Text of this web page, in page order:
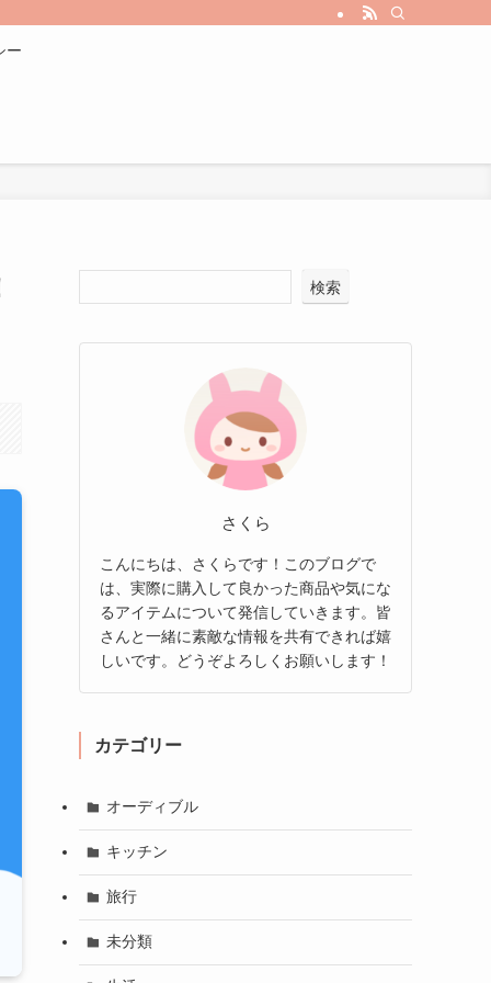
ー
検索
さくら
こんにちは、さくらです！このブログで
は、実際に購入して良かった商品や気にな
るアイテムについて発信していきます。皆
さんと一緒に素敵な情報を共有できれば嬉
しいです。どうぞよろしくお願いします！
カテゴリー
オーディブル
キッチン
旅行
未分類